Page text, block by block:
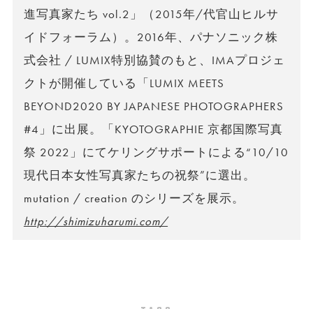
進写真家たち vol.2」（2015年/代官山ヒルサ
イドフォーラム）。2016年、パナソニック株
式会社 / LUMIX特別協賛のもと、IMAプロジェ
クトが開催している「LUMIX MEETS
BEYOND2020 BY JAPANESE PHOTOGRAPHERS
#4」に出展。「KYOTOGRAPHIE 京都国際写真
祭 2022」にてケリングサポートによる“10/10
現代日本女性写真家たちの祝祭”に選出。
mutation / creation のシリーズを展示。
http://shimizuharumi.com/